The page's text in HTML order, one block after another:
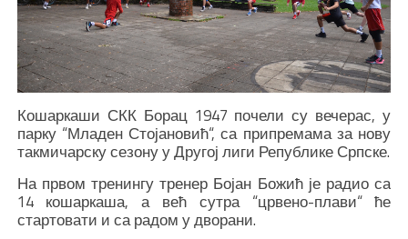
Кошаркаши СКК Борац 1947 почели су вечерас, у
парку “Младен Стојановић“, са припремама за нову
такмичарску сезону у Другој лиги Републике Српске.
На првом тренингу тренер Бојан Божић је радио са
14 кошаркаша, а већ сутра “црвено-плави“ ће
стартовати и са радом у дворани.